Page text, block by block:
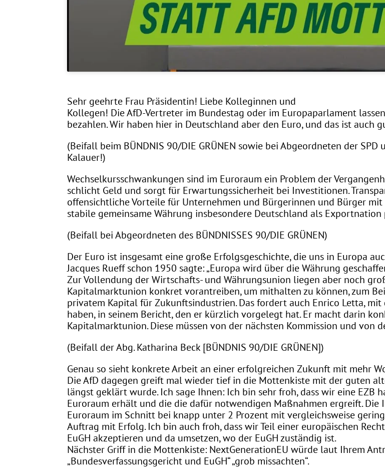
Sehr geehrte Frau Präsidentin! Liebe Kolleginnen und
Kollegen! Die AfD-Vertreter im Bundestag oder im Europaparlament
bezahlen. Wir haben hier in Deutschland aber den Euro, und das ist auch
(Beifall beim BÜNDNIS 90/DIE GRÜNEN sowie bei Abgeordneten der
Kalauer!)
Wechselkursschwankungen sind im Euroraum ein Problem der
schlicht Geld und sorgt für Erwartungssicherheit bei Investitionen.
offensichtliche Vorteile für Unternehmen und Bürgerinnen und Bürger mit
stabile gemeinsame Währung insbesondere Deutschland als
(Beifall bei Abgeordneten des BÜNDNISSES 90/DIE GRÜNEN)
Der Euro ist insgesamt eine große Erfolgsgeschichte, die uns in Europa
Jacques Rueff schon 1950 sagte: „Europa wird über die Währung
Zur Vollendung der Wirtschafts- und Währungsunion liegen aber noch
Kapitalmarktunion konkret vorantreiben, um mithalten zu können, zum
privatem Kapital für Zukunftsindustrien. Das fordert auch Enrico Letta, mit
haben, in seinem Bericht, den er kürzlich vorgelegt hat. Er macht darin
Kapitalmarktunion. Diese müssen von der nächsten Kommission und
(Beifall der Abg. Katharina Beck [BÜNDNIS 90/DIE GRÜNEN])
Genau so sieht konkrete Arbeit an einer erfolgreichen Zukunft mit mehr
Die AfD dagegen greift mal wieder tief in die Mottenkiste mit der guten
längst geklärt wurde. Ich sage Ihnen: Ich bin sehr froh, dass wir eine EZB
Euroraum erhält und die die dafür notwendigen Maßnahmen ergreift.
Euroraum im Schnitt bei knapp unter 2 Prozent mit vergleichsweise
Auftrag mit Erfolg. Ich bin auch froh, dass wir Teil einer europäischen
EuGH akzeptieren und da umsetzen, wo der EuGH zuständig ist.
Nächster Griff in die Mottenkiste: NextGenerationEU würde laut Ihrem
„Bundesverfassungsgericht und EuGH“ „grob missachten“.